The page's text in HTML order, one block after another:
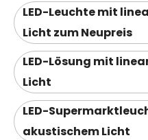
LED-Leuchte mit
Licht zum Neupreis
LED-Lösung mit
Licht
LED-
akustischem Licht